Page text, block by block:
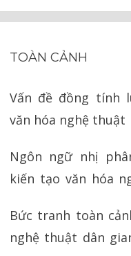
TOÀN CẢNH
Vấn đề đồng tính
văn hóa nghệ thuật
Ngôn ngữ nhị
kiến tạo văn hóa
Bức tranh toàn
nghệ thuật dân